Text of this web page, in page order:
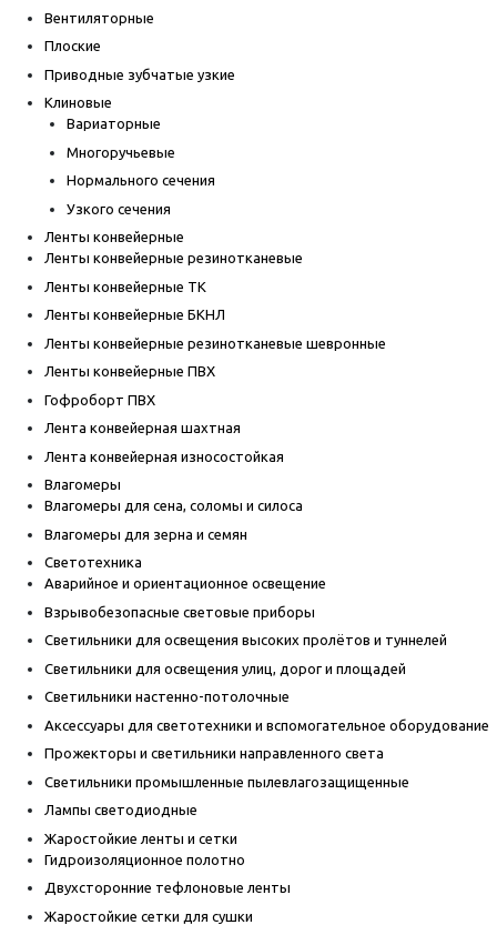
Вентиляторные
Плоские
Приводные зубчатые узкие
Клиновые
Вариаторные
Многоручьевые
Нормального сечения
Узкого сечения
Ленты конвейерные
Ленты конвейерные резинотканевые
Ленты конвейерные ТК
Ленты конвейерные БКНЛ
Ленты конвейерные резинотканевые шевронные
Ленты конвейерные ПВХ
Гофроборт ПВХ
Лента конвейерная шахтная
Лента конвейерная износостойкая
Влагомеры
Влагомеры для сена, соломы и силоса
Влагомеры для зерна и семян
Светотехника
Аварийное и ориентационное освещение
Взрывобезопасные световые приборы
Светильники для освещения высоких пролётов и туннелей
Светильники для освещения улиц, дорог и площадей
Светильники настенно-потолочные
Аксессуары для светотехники и вспомогательное оборудование
Прожекторы и светильники направленного света
Светильники промышленные пылевлагозащищенные
Лампы светодиодные
Жаростойкие ленты и сетки
Гидроизоляционное полотно
Двухсторонние тефлоновые ленты
Жаростойкие сетки для сушки